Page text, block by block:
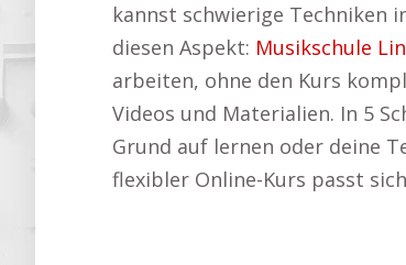
kannst schwierige Techniken
diesen Aspekt: Musikschule
arbeiten, ohne den Kurs
Videos und Materialien. In 5
Grund auf lernen oder deine
flexibler Online-Kurs passt